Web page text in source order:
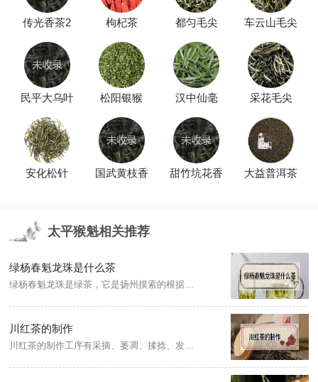
传光香茶2 枸杞茶 都匀毛尖 车云山毛尖
民平大乌叶 松阳银猴 汉中仙毫 采花毛尖
安化松针 国武黄枝香 甜竹坑花香 大益普洱茶
太平猴魁相关推荐
绿杨春魁龙珠是什么茶
川红茶的制作